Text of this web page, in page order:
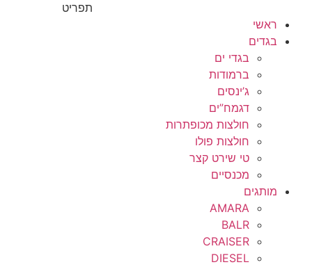
תפריט
ראשי
בגדים
בגדי ים
ברמודות
ג’ינסים
דגמח”ים
חולצות מכופתרות
חולצות פולו
טי שירט קצר
מכנסיים
מותגים
AMARA
BALR
CRAISER
DIESEL